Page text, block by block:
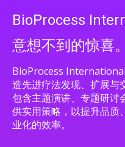
BioProcess
意想不到的惊喜。
BioProcess
造先进疗法发现、扩展与
包含主题演讲、专题研讨
供实用策略，以提升品质
业化的效率。